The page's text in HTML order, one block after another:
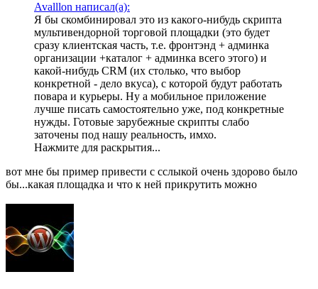
Avalllon написал(а):
Я бы скомбинировал это из какого-нибудь скрипта
мультивендорной торговой площадки (это будет
сразу клиентская часть, т.е. фронтэнд + админка
организации +каталог + админка всего этого) и
какой-нибудь CRM (их столько, что выбор
конкретной - дело вкуса), с которой будут работать
повара и курьеры. Ну а мобильное приложение
лучше писать самостоятельно уже, под конкретные
нужды. Готовые зарубежные скрипты слабо
заточены под нашу реальность, имхо.
Нажмите для раскрытия...
вот мне бы пример привести с сслыкой очень здорово было
бы...какая площадка и что к ней прикрутить можно